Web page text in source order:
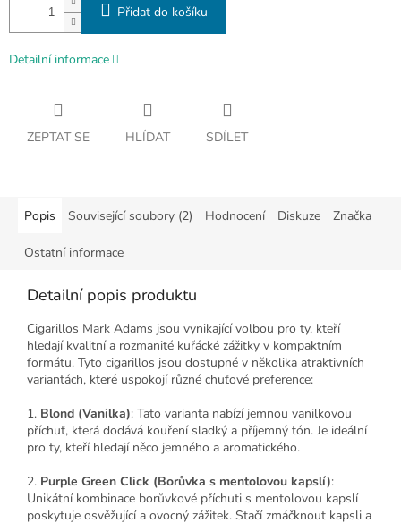
Přidat do košíku
Detailní informace
ZEPTAT SE HLÍDAT SDÍLET
Popis Související soubory (2) Hodnocení Diskuze Značka
Ostatní informace
Detailní popis produktu
Cigarillos Mark Adams jsou vynikající volbou pro ty, kteří
hledají kvalitní a rozmanité kuřácké zážitky v kompaktním
formátu. Tyto cigarillos jsou dostupné v několika atraktivních
variantách, které uspokojí různé chuťové preference:
1. Blond (Vanilka): Tato varianta nabízí jemnou vanilkovou
příchuť, která dodává kouření sladký a příjemný tón. Je ideální
pro ty, kteří hledají něco jemného a aromatického.
2. Purple Green Click (Borůvka s mentolovou kapslí):
Unikátní kombinace borůvkové příchuti s mentolovou kapslí
poskytuje osvěžující a ovocný zážitek. Stačí zmáčknout kapsli a